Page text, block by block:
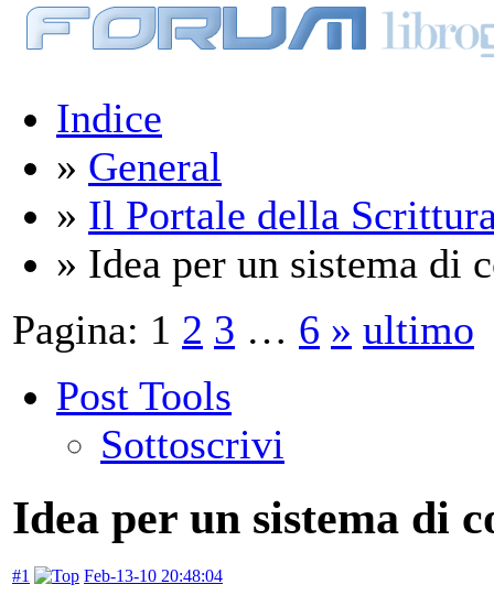
Indice
» General
» Il Portale della
» Idea per un sistema di
Pagina: 1 2 3 … 6 » ultimo
Post Tools
Sottoscrivi
Idea per un sistema di
#1 Feb-13-10 20:48:04